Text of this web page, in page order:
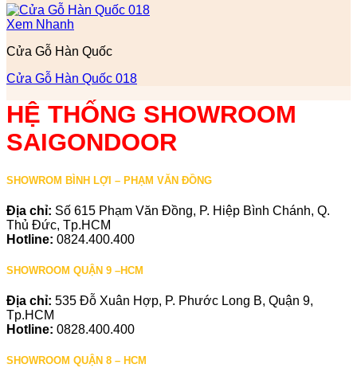
Xem Nhanh
Cửa Gỗ Hàn Quốc
Cửa Gỗ Hàn Quốc 018
HỆ THỐNG SHOWROOM
SAIGONDOOR
SHOWROM BÌNH LỢI – PHẠM VĂN ĐỒNG
Địa chỉ: Số 615 Phạm Văn Đồng, P. Hiệp Bình Chánh, Q.
Thủ Đức, Tp.HCM
Hotline: 0824.400.400
SHOWROOM QUẬN 9 –HCM
Địa chỉ: 535 Đỗ Xuân Hợp, P. Phước Long B, Quận 9,
Tp.HCM
Hotline: 0828.400.400
SHOWROOM QUẬN 8 – HCM